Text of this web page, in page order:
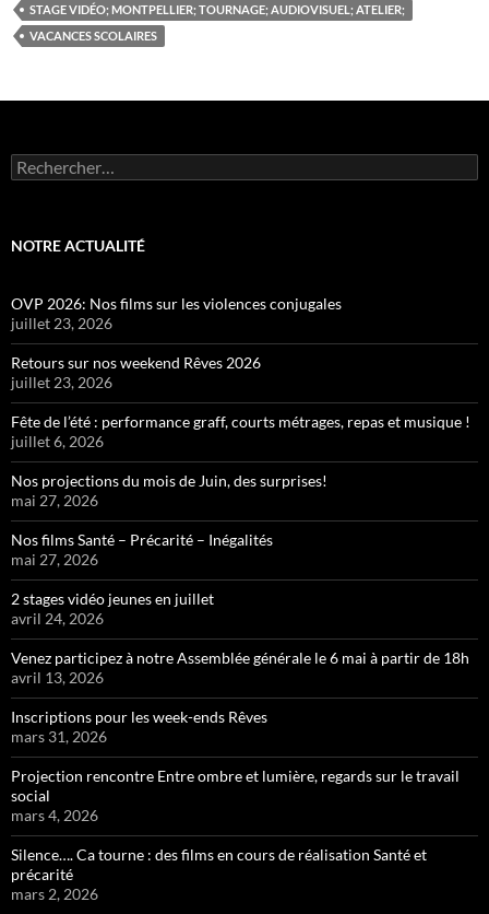
STAGE VIDÉO; MONTPELLIER; TOURNAGE; AUDIOVISUEL; ATELIER;
VACANCES SCOLAIRES
Rechercher :
NOTRE ACTUALITÉ
OVP 2026: Nos films sur les violences conjugales
juillet 23, 2026
Retours sur nos weekend Rêves 2026
juillet 23, 2026
Fête de l’été : performance graff, courts métrages, repas et musique !
juillet 6, 2026
Nos projections du mois de Juin, des surprises!
mai 27, 2026
Nos films Santé – Précarité – Inégalités
mai 27, 2026
2 stages vidéo jeunes en juillet
avril 24, 2026
Venez participez à notre Assemblée générale le 6 mai à partir de 18h
avril 13, 2026
Inscriptions pour les week-ends Rêves
mars 31, 2026
Projection rencontre Entre ombre et lumière, regards sur le travail
social
mars 4, 2026
Silence…. Ca tourne : des films en cours de réalisation Santé et
précarité
mars 2, 2026